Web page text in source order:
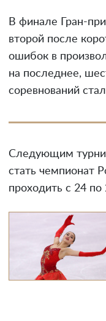
В финале Гран-
второй после
ошибок в
на последнее,
соревнований
Следующим
стать чемпионат
проходить с 24 по